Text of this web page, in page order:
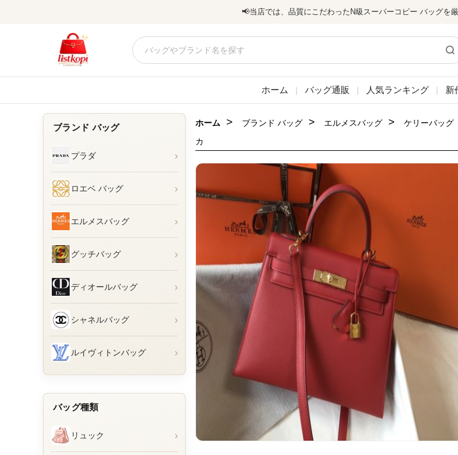
📢当店では、品質にこだわったN級スーパーコピー バッグを
ホーム | バッグ通販 | 人気ランキング | 新
ブランド バッグ
プラダ ›
ロエベ バッグ ›
エルメスバッグ ›
グッチバッグ ›
ディオールバッグ ›
シャネルバッグ ›
ルイヴィトンバッグ ›
バッグ種類
リュック ›
ホーム > ブランド バッグ > エルメスバッグ > ケリーバッグ
カ